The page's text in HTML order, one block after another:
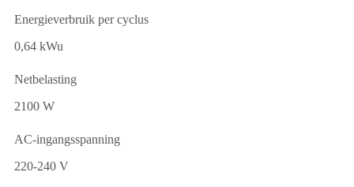
Energieverbruik per cyclus
0,64 kWu
Netbelasting
2100 W
AC-ingangsspanning
220-240 V